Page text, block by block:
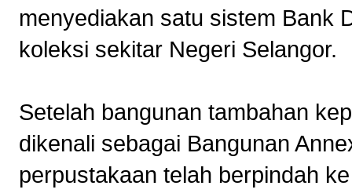
menyediakan satu sistem Bank
koleksi sekitar Negeri Selangor.
Setelah bangunan tambahan
dikenali sebagai Bangunan
perpustakaan telah berpindah